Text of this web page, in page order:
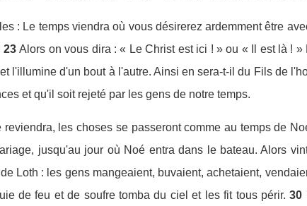
: Le temps viendra où vous désirerez ardemment être
23 Alors on vous dira : « Le Christ est ici ! » ou « Il est là !
l'illumine d'un bout à l'autre. Ainsi en sera-t-il du Fils de
et qu'il soit rejeté par les gens de notre temps.
les choses se passeront comme au temps de
jusqu'au jour où Noé entra dans le bateau. Alors
Loth : les gens mangeaient, buvaient, achetaient,
de feu et de soufre tomba du ciel et les fit tous périr. 30